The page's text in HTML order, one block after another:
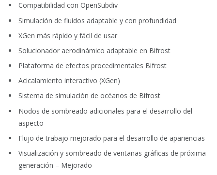
Compatibilidad con OpenSubdiv
Simulación de fluidos adaptable y con profundidad
XGen más rápido y fácil de usar
Solucionador aerodinámico adaptable en Bifrost
Plataforma de efectos procedimentales Bifrost
Acicalamiento interactivo (XGen)
Sistema de simulación de océanos de Bifrost
Nodos de sombreado adicionales para el desarrollo del
aspecto
Flujo de trabajo mejorado para el desarrollo de apariencias
Visualización y sombreado de ventanas gráficas de próxima
generación – Mejorado